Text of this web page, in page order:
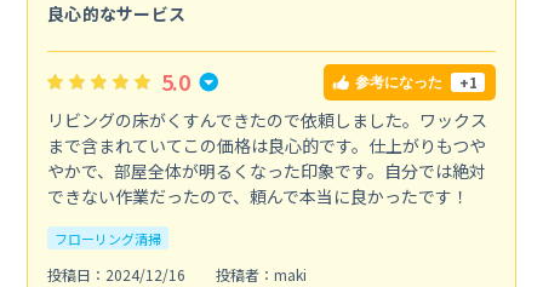
良心的なサービス
5.0 参考になった +1
リビングの床がくすんできたので依頼しました。ワックス
まで含まれていてこの価格は良心的です。仕上がりもつや
やかで、部屋全体が明るくなった印象です。自分では絶対
できない作業だったので、頼んで本当に良かったです！
フローリング清掃
投稿日：2024/12/16
投稿者：maki